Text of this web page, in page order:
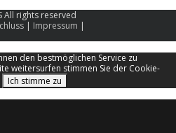
All rights reserved
| Impressum |
den bestmöglichen Service zu
weitersurfen stimmen Sie der Cookie-
Ich stimme zu